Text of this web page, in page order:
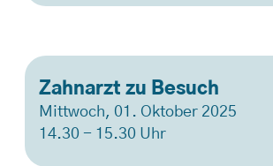
Zahnarzt zu Besuch
Mittwoch, 01. Oktober 2025
14.30 - 15.30 Uhr